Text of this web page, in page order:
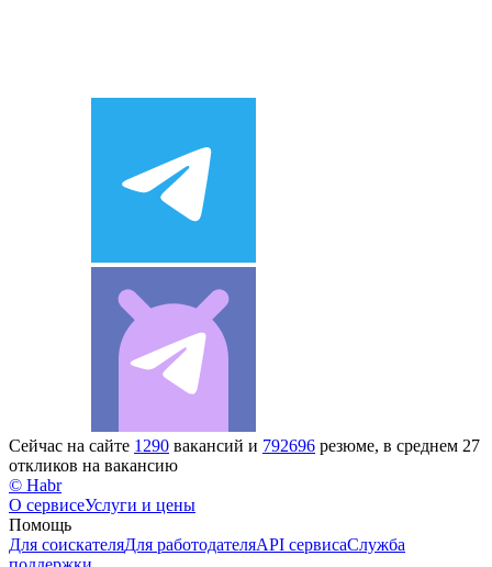
Сейчас на сайте 1290 вакансий и 792696 резюме, в среднем 27
откликов на вакансию
© Habr
О сервисеУслуги и цены
Помощь
Для соискателяДля работодателяAPI сервисаСлужба